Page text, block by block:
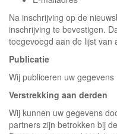
Na inschrijving op de
inschrijving te bevestigen.
toegevoegd aan de lijst van
Publicatie
Wij publiceren uw gegevens
Verstrekking aan derden
Wij kunnen uw gegevens
partners zijn betrokken bij